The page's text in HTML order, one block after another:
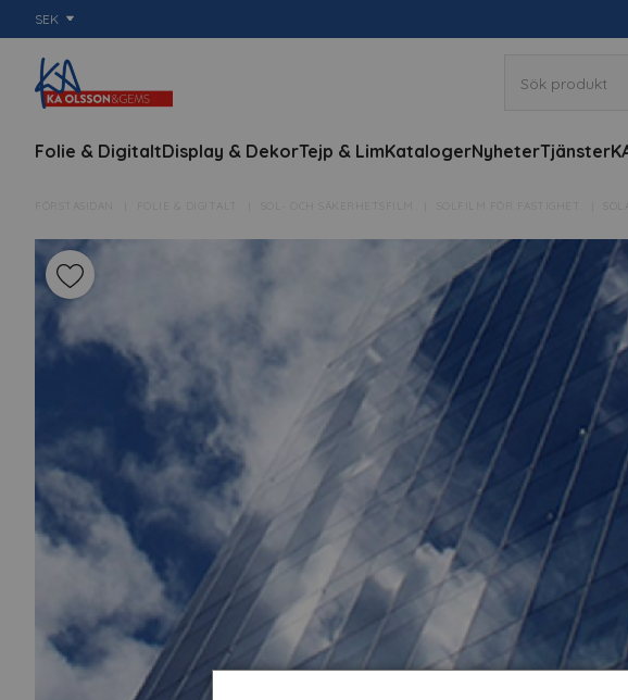
SEK
Folie & DigitaltDisplay & DekorTejp & LimKatalogerNyheterTjänster
FÖRSTASIDAN FOLIE & DIGITALT SOL- OCH SÄKERHETSFILM SOLFILM FÖR FASTIGHET